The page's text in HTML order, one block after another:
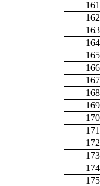
161
162
163
164
165
166
167
168
169
170
171
172
173
174
175